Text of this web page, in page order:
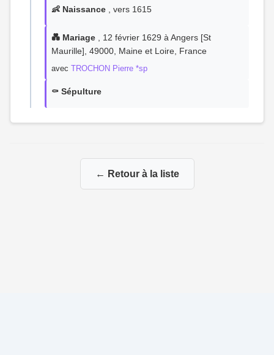
👶 Naissance , vers 1615
💑 Mariage , 12 février 1629 à Angers [St
Maurille], 49000, Maine et Loire, France
avec TROCHON Pierre *sp
⚰️ Sépulture
← Retour à la liste